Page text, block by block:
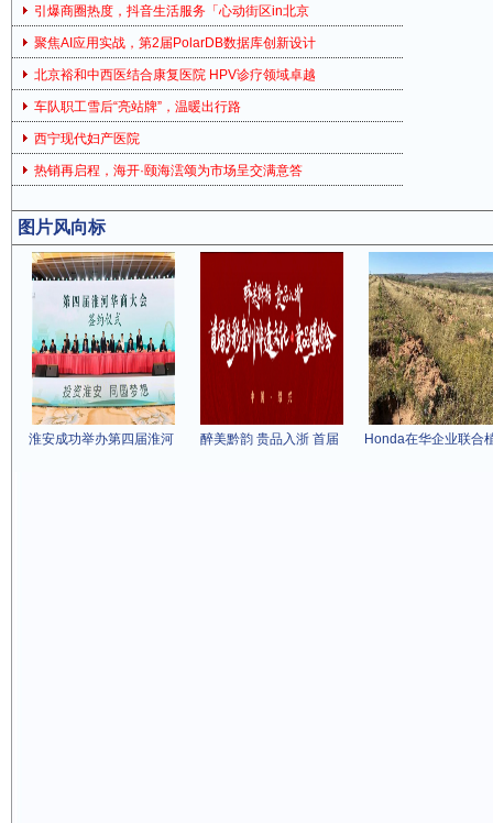
引爆商圈热度，抖音生活服务「心动街区in北京
聚焦AI应用实战，第2届PolarDB数据库创新设计
北京裕和中西医结合康复医院 HPV诊疗领域卓越
车队职工雪后“亮站牌”，温暖出行路
西宁现代妇产医院
热销再启程，海开·颐海澐颂为市场呈交满意答
图片风向标
淮安成功举办第四届淮河 醉美黔韵 贵品入浙 首届 Honda在华企业联合